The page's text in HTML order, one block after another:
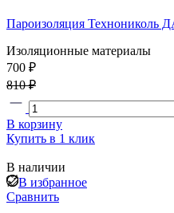
Пароизоляция Технониколь
Изоляционные материалы
700 ₽
810 ₽
В корзину
Купить в 1 клик
В наличии
В избранное
Сравнить